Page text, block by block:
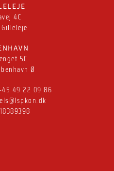
4C
5C
Ø
49 22 09 86
18389398